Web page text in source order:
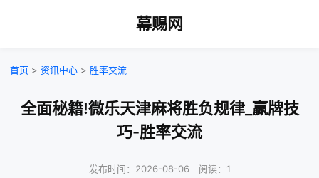
幕赐网
首页 > 资讯中心 > 胜率交流
全面秘籍!微乐天津麻将胜负规律_赢牌技
巧-胜率交流
发布时间：2026-08-06｜阅读：1